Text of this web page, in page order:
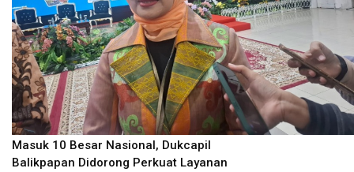
Masuk 10 Besar Nasional, Dukcapil
Balikpapan Didorong Perkuat Layanan